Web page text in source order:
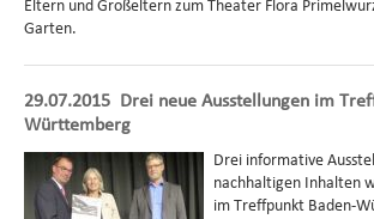
Eltern und Großeltern zum Theater Flora
Garten.
29.07.2015 Drei neue Ausstellungen im
Württemberg
Drei informative
nachhaltigen Inhalten
im Treffpunkt Baden-